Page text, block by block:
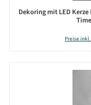
Dekoring mit LED
Preise